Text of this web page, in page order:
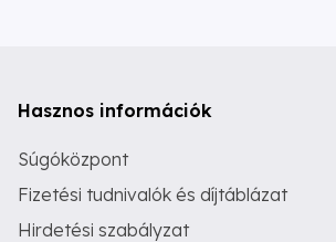
Hasznos információk
Súgóközpont
Fizetési tudnivalók és díjtáblázat
Hirdetési szabályzat